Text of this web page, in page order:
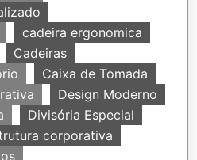
cadeira ergonomica
Cadeiras
Caixa de Tomada
Design Moderno
Divisória Especial
corporativa